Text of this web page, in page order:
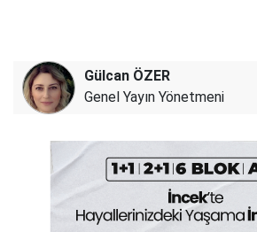
Gülcan ÖZER
Genel Yayın Yönetmeni